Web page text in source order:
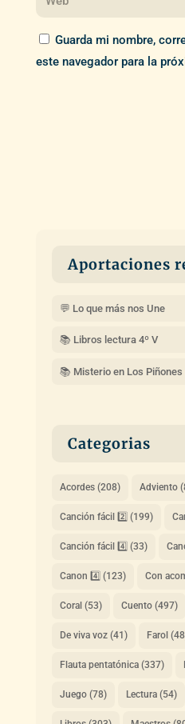
Guarda mi nombre,
este navegador para la
Aportaciones
💬 Lo que más nos Une
📚 Libros lectura 4º V
📚 Misterio en Los Piñones
Categorias
Acordes(208) Adviento
Canción fácil 2️⃣ (199)
Canción fácil 4️⃣ (33)
Canon 4️⃣ (123) Con
Coral(53) Cuento(497)
De viva voz(41) Farol
Flauta pentatónica(337)
Juego(78) Lectura(54)